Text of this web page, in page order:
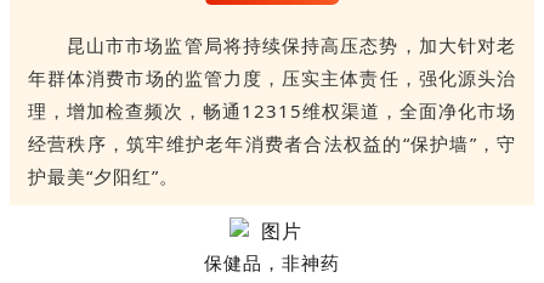
昆山市市场监管局将持续保持高压态势，加大针对老
年群体消费市场的监管力度，压实主体责任，强化源头治
理，增加检查频次，畅通12315维权渠道，全面净化市场
经营秩序，筑牢维护老年消费者合法权益的“保护墙”，守
护最美“夕阳红”。
保健品，非神药